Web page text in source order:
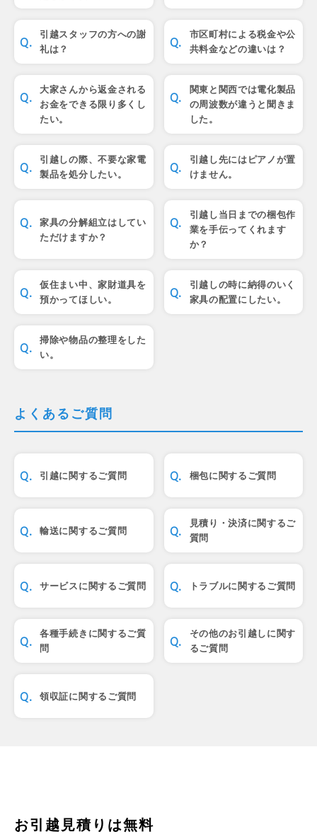
引越スタッフの方への謝
礼は？
市区町村による税金や公
共料金などの違いは？
大家さんから返金される
お金をできる限り多くし
たい。
関東と関西では電化製品
の周波数が違うと聞きま
した。
引越しの際、不要な家電
製品を処分したい。
引越し先にはピアノが置
けません。
家具の分解組立はしてい
ただけますか？
引越し当日までの梱包作
業を手伝ってくれます
か？
仮住まい中、家財道具を
預かってほしい。
引越しの時に納得のいく
家具の配置にしたい。
掃除や物品の整理をした
い。
よくあるご質問
引越に関するご質問 梱包に関するご質問
輸送に関するご質問
見積り・決済に関するご
質問
サービスに関するご質問 トラブルに関するご質問
各種手続きに関するご質
問
その他のお引越しに関す
るご質問
領収証に関するご質問
お引越見積りは無料